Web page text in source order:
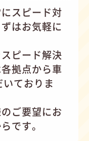
スピード対
はお気軽に
ピード解決
拠点から車
ておりま
ご要望にお
です。